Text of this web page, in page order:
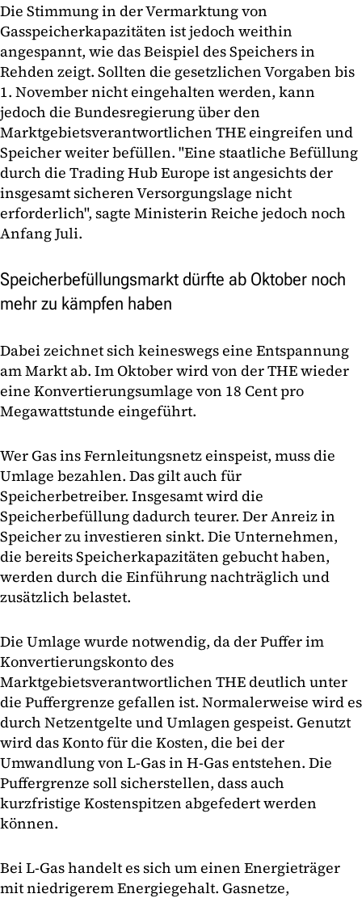
Die Stimmung in der Vermarktung von
Gasspeicherkapazitäten ist jedoch weithin
angespannt, wie das Beispiel des Speichers in
Rehden zeigt. Sollten die gesetzlichen Vorgaben bis
1. November nicht eingehalten werden, kann
jedoch die Bundesregierung über den
Marktgebietsverantwortlichen THE eingreifen und
Speicher weiter befüllen. "Eine staatliche Befüllung
durch die Trading Hub Europe ist angesichts der
insgesamt sicheren Versorgungslage nicht
erforderlich", sagte Ministerin Reiche jedoch noch
Anfang Juli.
Speicherbefüllungsmarkt dürfte ab Oktober noch
mehr zu kämpfen haben
Dabei zeichnet sich keineswegs eine Entspannung
am Markt ab. Im Oktober wird von der THE wieder
eine Konvertierungsumlage von 18 Cent pro
Megawattstunde eingeführt.
Wer Gas ins Fernleitungsnetz einspeist, muss die
Umlage bezahlen. Das gilt auch für
Speicherbetreiber. Insgesamt wird die
Speicherbefüllung dadurch teurer. Der Anreiz in
Speicher zu investieren sinkt. Die Unternehmen,
die bereits Speicherkapazitäten gebucht haben,
werden durch die Einführung nachträglich und
zusätzlich belastet.
Die Umlage wurde notwendig, da der Puffer im
Konvertierungskonto des
Marktgebietsverantwortlichen THE deutlich unter
die Puffergrenze gefallen ist. Normalerweise wird es
durch Netzentgelte und Umlagen gespeist. Genutzt
wird das Konto für die Kosten, die bei der
Umwandlung von L-Gas in H-Gas entstehen. Die
Puffergrenze soll sicherstellen, dass auch
kurzfristige Kostenspitzen abgefedert werden
können.
Bei L-Gas handelt es sich um einen Energieträger
mit niedrigerem Energiegehalt. Gasnetze,